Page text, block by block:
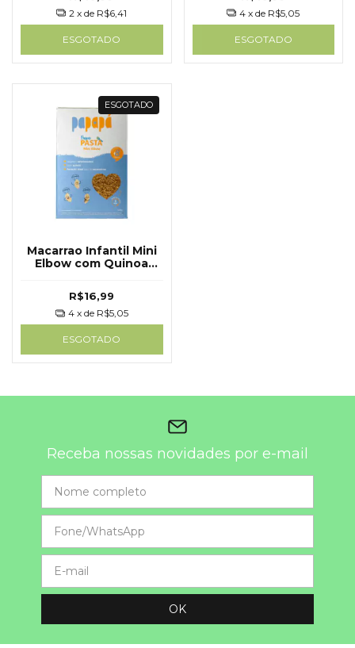
2 x de R$6,41
ESGOTADO
4 x de R$5,05
ESGOTADO
ESGOTADO
Macarrao Infantil Mini
Elbow com Quinoa
R$16,99
4 x de R$5,05
ESGOTADO
Receba nossas novidades por e-mail